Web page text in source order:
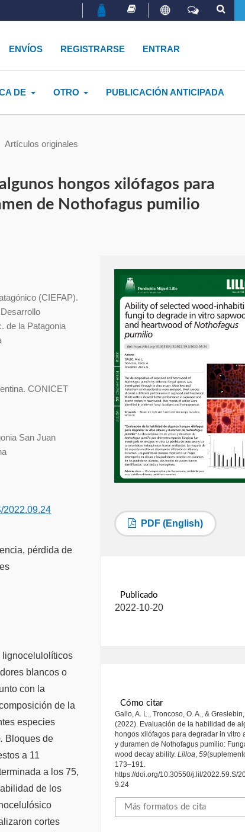
ENVÍOS REGISTRARSE ENTRAR
DE OTRO PUBLICACIÓN ANTICIPADA
Artículos originales
hongos xilófagos para
de Nothofagus pumilio
(CIEFAP).
de la Patagonia
CONICET
San Juan
2022.09.24
pérdida de
lignocelulolíticos
blancos o
con la
de la
especies
Bloques de
a 11
a los 75,
de los
cortes
PDF (English)
Publicado
2022-10-20
Cómo citar
Gallo, A. L., Troncoso, O. A., & Greslebin,
(2022). Evaluación de la habilidad de
hongos xilófagos para degradar in vitro
y duramen de Nothofagus pumilio:
wood decay ability. Lilloa, 59
173–191.
https://doi.org/10.30550/j.lil/2022.59.S/
9.24
Más formatos de cita